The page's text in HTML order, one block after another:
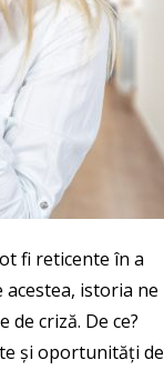
fi reticente în a
istoria ne
criză. De ce?
și oportunități de